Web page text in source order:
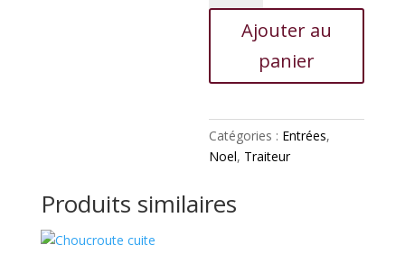
Cardinal
Ajouter au
panier
Catégories : Entrées,
Noel, Traiteur
Produits similaires